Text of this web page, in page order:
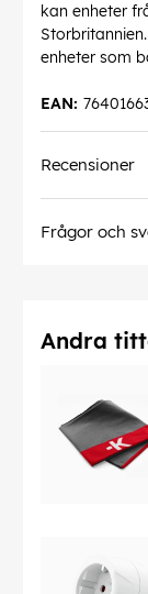
kan enheter
enheter som
EAN:
Recensioner
Frågor och
Andra